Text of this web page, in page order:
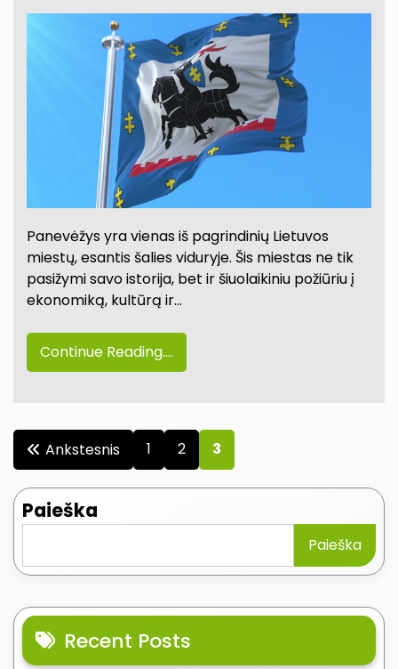
Panevėžys yra vienas iš pagrindinių Lietuvos
miestų, esantis šalies viduryje. Šis miestas ne tik
pasižymi savo istorija, bet ir šiuolaikiniu požiūriu į
ekonomiką, kultūrą ir…
Continue Reading....
Įrašų
puslapiavimas
Ankstesnis 1 2 3
Paieška
Paieška
Recent Posts